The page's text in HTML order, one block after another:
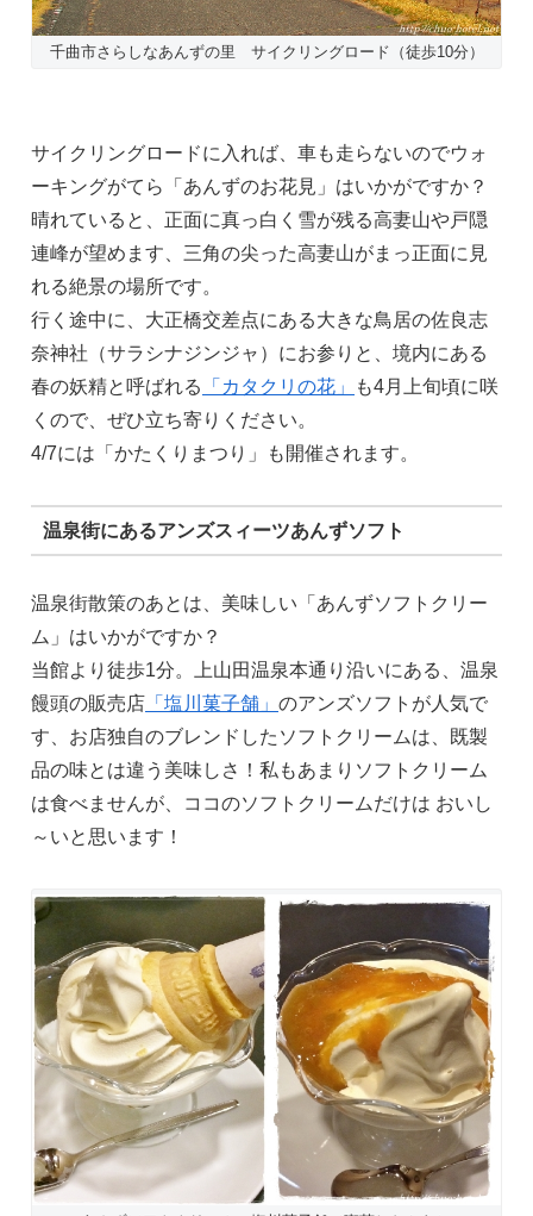
千曲市さらしなあんずの里 サイクリングロード（徒歩10分）
サイクリングロードに入れば、車も走らないのでウォ
ーキングがてら「あんずのお花見」はいかがですか？
晴れていると、正面に真っ白く雪が残る高妻山や戸隠
連峰が望めます、三角の尖った高妻山がまっ正面に見
れる絶景の場所です。
行く途中に、大正橋交差点にある大きな鳥居の佐良志
奈神社（サラシナジンジャ）にお参りと、境内にある
春の妖精と呼ばれる
「カタクリの花」
も4月上旬頃に咲
くので、ぜひ立ち寄りください。
4/7には「かたくりまつり」も開催されます。
温泉街にあるアンズスィーツあんずソフト
温泉街散策のあとは、美味しい「あんずソフトクリー
ム」はいかがですか？
当館より徒歩1分。上山田温泉本通り沿いにある、温泉
饅頭の販売店 「塩川菓子舗」 のアンズソフトが人気で
す、お店独自のブレンドしたソフトクリームは、既製
品の味とは違う美味しさ！私もあまりソフトクリーム
は食べませんが、ココのソフトクリームだけは おいし
～いと思います！